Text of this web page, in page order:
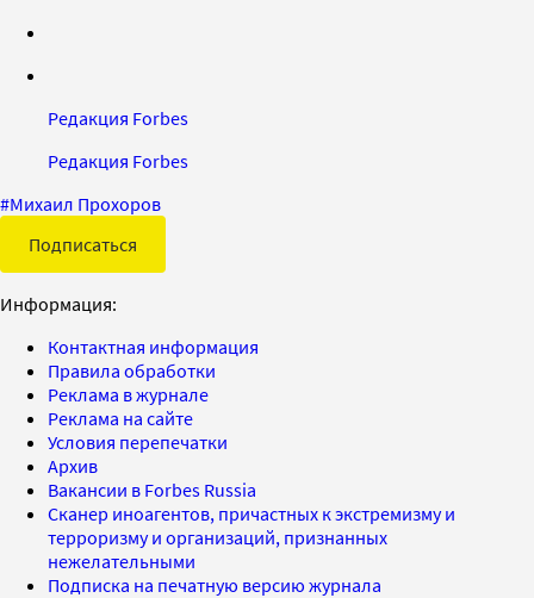
Редакция Forbes
Редакция Forbes
#Михаил Прохоров
Подписаться
Информация:
Контактная информация
Правила обработки
Реклама в журнале
Реклама на сайте
Условия перепечатки
Архив
Вакансии в Forbes Russia
Сканер иноагентов, причастных к экстремизму и
терроризму и организаций, признанных
нежелательными
Подписка на печатную версию журнала